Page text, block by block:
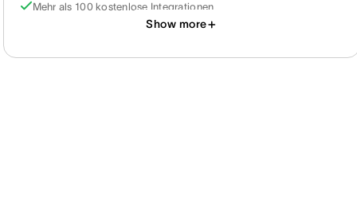
Mehr als 100 kostenlose Integrationen
Show more